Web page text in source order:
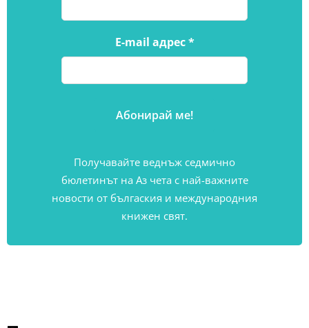
E-mail адрес*
Получавайте веднъж седмично
бюлетинът на Аз чета с най-важните
новости от бългаския и международния
книжен свят.